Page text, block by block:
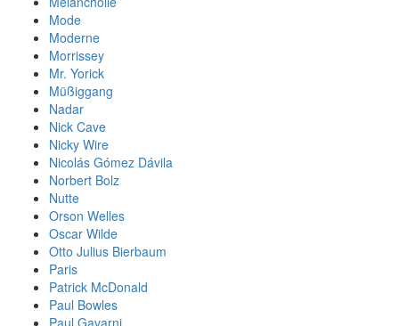
Mode
Moderne
Morrissey
Mr. Yorick
Müßiggang
Nadar
Nick Cave
Nicky Wire
Nicolás Gómez Dávila
Norbert Bolz
Nutte
Orson Welles
Oscar Wilde
Otto Julius Bierbaum
Paris
Patrick McDonald
Paul Bowles
Paul Gavarni